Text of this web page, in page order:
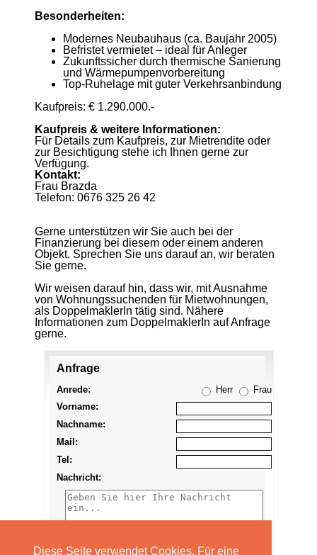
Diese Seite verwendet Cookies. Für eine
Besonderheiten:
Modernes Neubauhaus (ca. Baujahr 2005)
Befristet vermietet – ideal für Anleger
Zukunftssicher durch thermische Sanierung
und Wärmepumpenvorbereitung
Top-Ruhelage mit guter Verkehrsanbindung
Kaufpreis: € 1.290.000.-
Kaufpreis & weitere Informationen:
Für Details zum Kaufpreis, zur Mietrendite oder
zur Besichtigung stehe ich Ihnen gerne zur
Verfügung.
Kontakt:
Frau Brazda
Telefon: 0676 325 26 42
Gerne unterstützen wir Sie auch bei der
Finanzierung bei diesem oder einem anderen
Objekt. Sprechen Sie uns darauf an, wir beraten
Sie gerne.
Wir weisen darauf hin, dass wir, mit Ausnahme
von Wohnungssuchenden für Mietwohnungen,
als DoppelmaklerIn tätig sind. Nähere
Informationen zum DoppelmaklerIn auf Anfrage
gerne.
Anfrage
Anrede:
Herr
Frau
Vorname:
Nachname:
Mail:
Tel:
Nachricht: